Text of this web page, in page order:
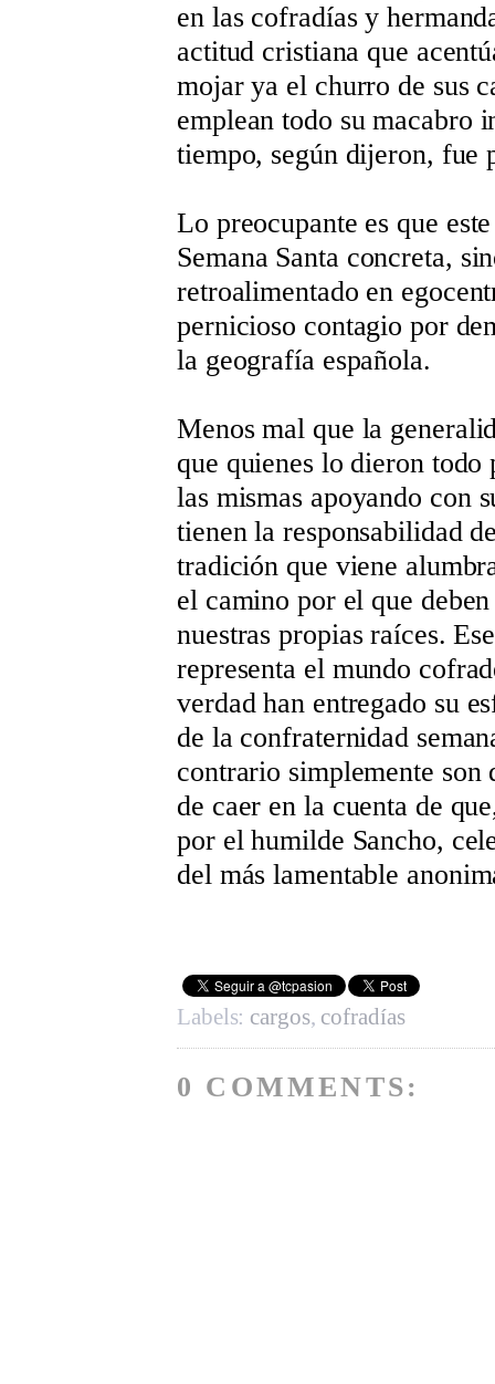
en las cofradías y
actitud cristiana que
mojar ya el churro de sus
emplean todo su macabro
tiempo, según dijeron, fue
Lo preocupante es que
Semana Santa concreta,
retroalimentado en
pernicioso contagio por
la geografía española.
Menos mal que la
que quienes lo dieron todo
las mismas apoyando con
tienen la responsabilidad
tradición que viene
el camino por el que
nuestras propias raíces.
representa el mundo
verdad han entregado su
de la confraternidad
contrario simplemente son
de caer en la cuenta de
por el humilde Sancho,
del más lamentable
Labels: cargos, cofradías
0 COMMENTS: